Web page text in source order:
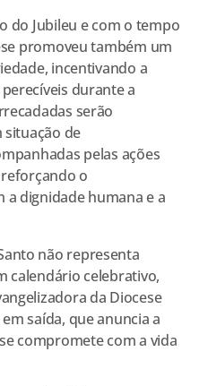
do Jubileu e com o tempo
promoveu também um
incentivando a
durante a
serão
situação de
pelas ações
o
dignidade humana e a
não representa
calendário celebrativo,
da Diocese
saída, que anuncia a
compromete com a vida